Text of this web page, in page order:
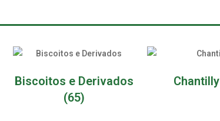
Biscoitos e Derivados
(65)
Chantilly